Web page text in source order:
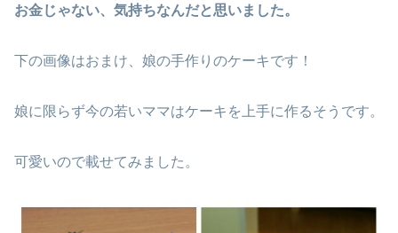
お金じゃない、気持ちなんだと思いました。
下の画像はおまけ、娘の手作りのケーキです！
娘に限らず今の若いママはケーキを上手に作るそうです。
可愛いので載せてみました。